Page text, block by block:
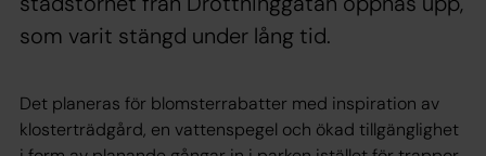
som varit stängd under lång tid.
Det planeras för blomsterrabatter med inspiration av
klosterträdgård, en vattenspegel och ökad tillgänglighet